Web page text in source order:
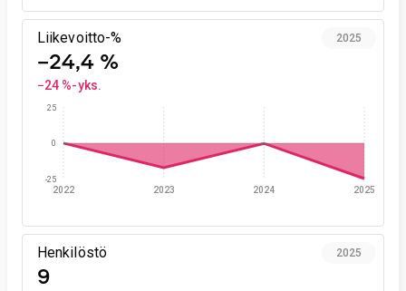
Liikevoitto-%
−24,4 %
−24 %-yks.
2025
2022 2023 2024 2025
-25
0
25
Henkilöstö
9
2025